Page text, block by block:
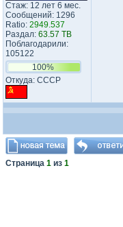
Стаж: 12 лет 6 мес.
Сообщений: 1296
Ratio: 2949.537
Раздал: 63.57 TB
Поблагодарили:
105122
100%
Откуда: СССР
Страница 1 из 1